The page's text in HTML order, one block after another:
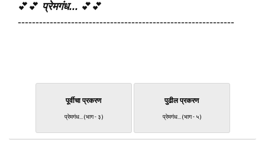
💕💕 प्रेमगंध... 💕💕
-------------------------------------------------------------
पूर्वीचा प्रकरण
प्रेमगंध... (भाग - ३)
पुढील प्रकरण
प्रेमगंध... (भाग - ५)